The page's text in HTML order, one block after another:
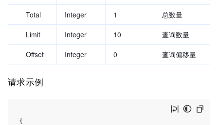
Total Integer 1 总数量
Limit Integer 10 查询数量
Offset Integer 0 查询偏移量
请求示例
{